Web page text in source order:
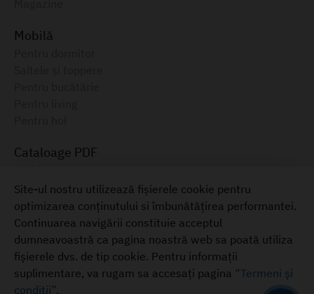
Mobilă
Cataloage PDF
Catalog electronic, August 2025
Mobilă pentru casa ta
+373 22 855-333
Termeni și condiții
© 2026ambianta.md
Site-ul nostru utilizează fișierele cookie pentru
optimizarea conținutului si îmbunătățirea performantei.
Continuarea navigării constituie acceptul
dumneavoastră ca pagina noastră web sa poată utiliza
fișierele dvs. de tip cookie. Pentru informații
suplimentare, va rugam sa accesați pagina “Termeni și
condiții”.